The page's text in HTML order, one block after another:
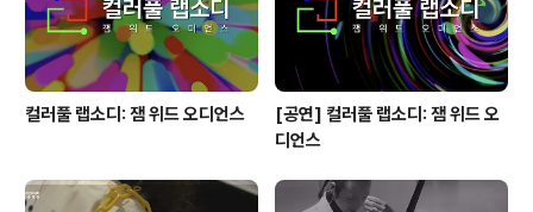
컬러풀 랩소디: 잼 위드 오디언스
[공연] 컬러풀 랩소디: 잼 위드 오
디언스